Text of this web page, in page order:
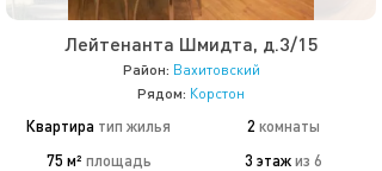
Лейтенанта Шмидта, д.3/15
Район: Вахитовский
Рядом: Корстон
Квартира тип жилья 2 комнаты
75 м² площадь 3 этажиз 6